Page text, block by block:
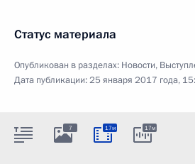
Статус материала
Опубликован в разделах: Новости,
Дата публикации:25 января 2017 года,
7 17м 17м